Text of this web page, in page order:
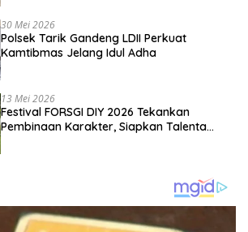
30 Mei 2026
Polsek Tarik Gandeng LDII Perkuat
Kamtibmas Jelang Idul Adha
13 Mei 2026
Festival FORSGI DIY 2026 Tekankan
Pembinaan Karakter, Siapkan Talenta